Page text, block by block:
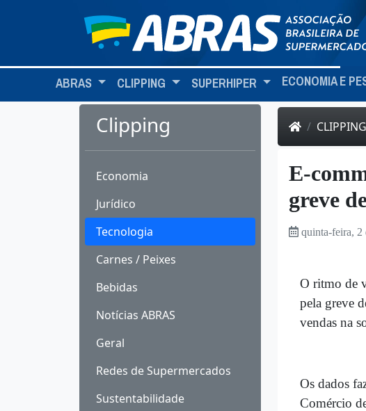
ABRAS CLIPPING SUPERHIPER ECONOMIA E
Clipping
Economia
Jurídico
Tecnologia
Carnes / Peixes
Bebidas
Notícias ABRAS
Geral
Redes de Supermercados
Sustentabilidade
CLIPPING
E-
greve
quinta-feira, 2
O ritmo de
pela greve
vendas na
Os dados
Comércio